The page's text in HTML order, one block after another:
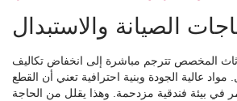
الصيانة والاستبدال
المخصص تترجم مباشرة إلى انخفاض تكاليف
مواد عالية الجودة وبنية احترافية تعني أن القطع
في بيئة فندقية مزدحمة. وهذا يقلل من الحاجة